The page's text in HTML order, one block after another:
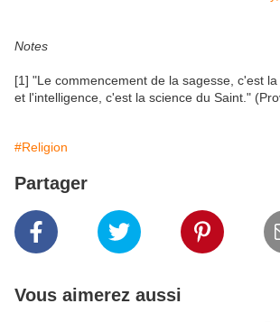
Notes
[1] "Le commencement de la sagesse, c'est
et l'intelligence, c'est la science du Saint."
#Religion
Partager
Vous aimerez aussi